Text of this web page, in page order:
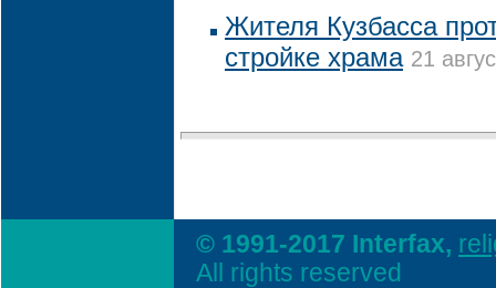
Жителя Кузбасса
стройке храма 21
© 1991-2017 Interfax,
All rights reserved